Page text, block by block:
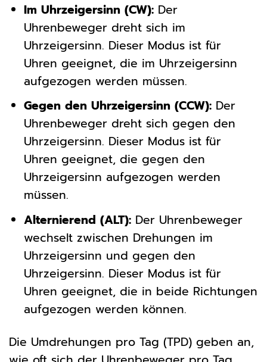
Im Uhrzeigersinn (CW):Der
Uhrenbeweger dreht sich im
Uhrzeigersinn. Dieser Modus ist für
Uhren geeignet, die im Uhrzeigersinn
aufgezogen werden müssen.
Gegen den Uhrzeigersinn (CCW):Der
Uhrenbeweger dreht sich gegen den
Uhrzeigersinn. Dieser Modus ist für
Uhren geeignet, die gegen den
Uhrzeigersinn aufgezogen werden
müssen.
Alternierend (ALT):Der Uhrenbeweger
wechselt zwischen Drehungen im
Uhrzeigersinn und gegen den
Uhrzeigersinn. Dieser Modus ist für
Uhren geeignet, die in beide Richtungen
aufgezogen werden können.
Die Umdrehungen pro Tag (TPD) geben an,